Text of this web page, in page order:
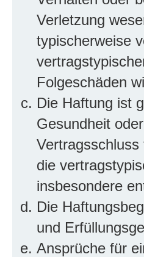
Verletzung
typischerweise
Folgeschäden
Die Haftung ist
Gesundheit
die
insbesondere
Die
und
Ansprüche für